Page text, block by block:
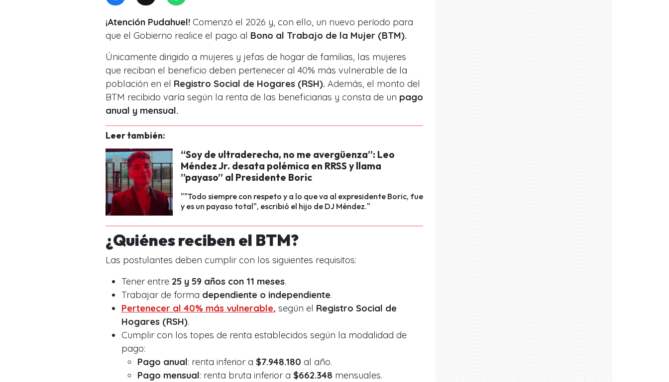
¡Atención Pudahuel! Comenzó el 2026 y, con ello, un nuevo período para
que el Gobierno realice el pago al Bono al Trabajo de la Mujer (BTM).
Únicamente dirigido a mujeres y jefas de hogar de familias, las mujeres
que reciban el beneficio deben pertenecer al 40% más vulnerable de la
población en el Registro Social de Hogares (RSH). Además, el monto del
BTM recibido varía según la renta de las beneficiarias y consta de un pago
anual y mensual.
Leer también:
“Soy de ultraderecha, no me avergüenza”: Leo
Méndez Jr. desata polémica en RRSS y llama
”payaso” al Presidente Boric
""Todo siempre con respeto y a lo que va al expresidente Boric, fue
y es un payaso total", escribió el hijo de DJ Méndez."
¿Quiénes reciben el BTM?
Las postulantes deben cumplir con los siguientes requisitos:
Tener entre 25 y 59 años con 11 meses.
Trabajar de forma dependiente o independiente.
Pertenecer al 40% más vulnerable, según el Registro Social de
Hogares (RSH).
Cumplir con los topes de renta establecidos según la modalidad de
pago:
Pago anual: renta inferior a $7.948.180 al año.
Pago mensual: renta bruta inferior a $662.348 mensuales.